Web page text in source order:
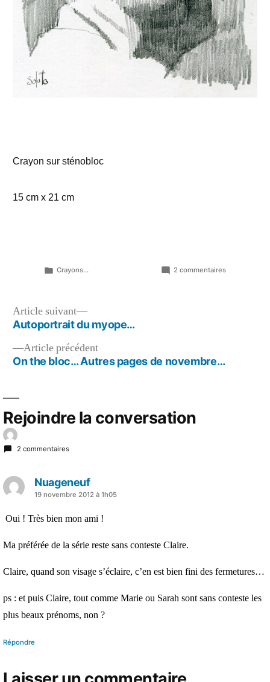
Crayon sur sténobloc
15 cm x 21 cm
Publié
Crayons... 2 commentairessur
Navigation
de
l’article
Article précédentArticle
précédent :
On the bloc… Autres pages de novembre…
Article suivant
Article
suivant :
Autoportrait du myope…
Rejoindre la conversation
2 commentaires
Nuageneuf
a
dit :
19 novembre 2012 à 1h05
Oui ! Très bien mon ami !
Ma préférée de la série reste sans conteste Claire.
Claire, quand son visage s’éclaire, c’en est bien fini des fermetures…
ps : et puis Claire, tout comme Marie ou Sarah sont sans conteste les
plus beaux prénoms, non ?
Répondre